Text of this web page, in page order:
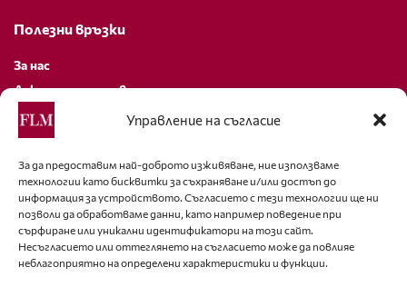
Управление на съгласие
За да предоставим най-доброто изживяване, ние използваме
технологии като бисквитки за съхраняване и/или достъп до
информация за устройството. Съгласието с тези технологии ще ни
позволи да обработваме данни, като например поведение при
сърфиране или уникални идентификатори на този сайт.
Несъгласието или оттеглянето на съгласието може да повлияе
неблагоприятно на определени характеристики и функции.
Полезни връзки
За нас
Декларация за поверителност
Политика за бисквитки
За контакти
editor@fashion-lifestyle.net
+359 88 227 33 47
Последвайте ни